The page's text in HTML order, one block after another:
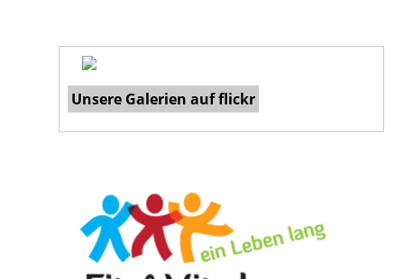
Unsere Galerien auf flickr